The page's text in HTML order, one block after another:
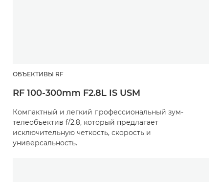
ОБЪЕКТИВЫ RF
RF 100-300mm F2.8L IS USM
Компактный и легкий профессиональный зум-
телеобъектив f/2.8, который предлагает
исключительную четкость, скорость и
универсальность.